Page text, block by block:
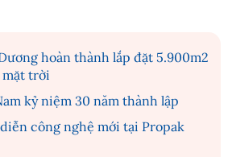
hoàn thành lắp đặt 5.900m2
mặt trời
kỷ niệm 30 năm thành lập
công nghệ mới tại Propak